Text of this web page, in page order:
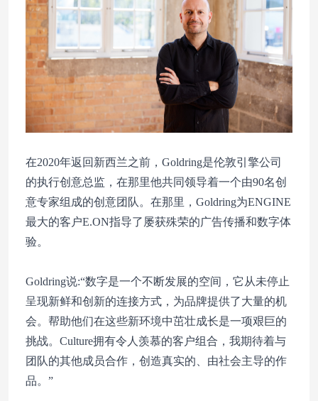
在2020年返回新西兰之前，Goldring是伦敦引擎公司
的执行创意总监，在那里他共同领导着一个由90名创
意专家组成的创意团队。在那里，Goldring为ENGINE
最大的客户E.ON指导了屡获殊荣的广告传播和数字体
验。
Goldring说:“数字是一个不断发展的空间，它从未停止
呈现新鲜和创新的连接方式，为品牌提供了大量的机
会。帮助他们在这些新环境中茁壮成长是一项艰巨的
挑战。Culture拥有令人羡慕的客户组合，我期待着与
团队的其他成员合作，创造真实的、由社会主导的作
品。”